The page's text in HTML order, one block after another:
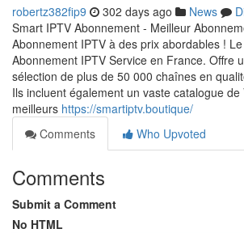
robertz382fip9 302 days ago News
Smart IPTV Abonnement - Meilleur
Abonnement IPTV à des prix abordables !
Abonnement IPTV Service en France. Offre
sélection de plus de 50 000 chaînes en
Ils incluent également un vaste catalogue
meilleurs https://smartiptv.boutique/
Comments
Who Upvoted
Comments
Submit a Comment
No HTML